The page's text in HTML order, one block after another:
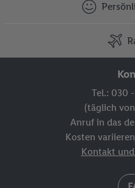
Tel.: 030 -
(täglich
Anruf in das
Kosten
Kontakt